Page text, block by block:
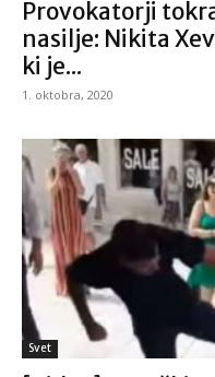
Provokatorji
nasilje: Nikita
ki je...
1. oktobra, 2020
Svet